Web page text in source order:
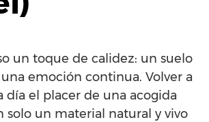
un toque de calidez: un suelo
emoción continua. Volver a
día el placer de una acogida
solo un material natural y vivo